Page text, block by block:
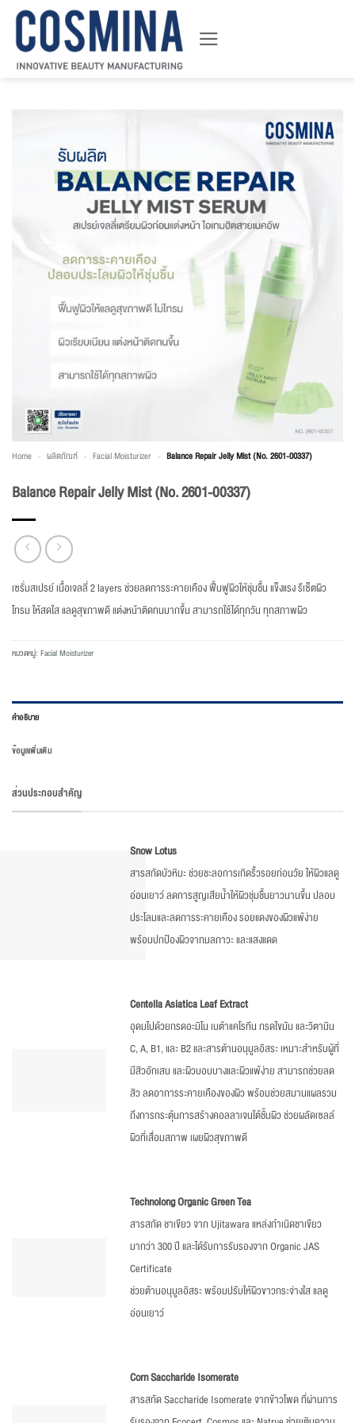
Home - ผลิตภัณฑ์ - Facial Moisturizer - Balance Repair Jelly Mist (No. 2601-00337)
Balance Repair Jelly Mist (No. 2601-00337)
เซรั่มสเปรย์ เนื้อเจลลี่ 2 layers ช่วยลดการระคายเคือง ฟื้นฟูผิวให้ชุ่มชื้น แข็งแรง รีเซ็ตผิว
โทรม ให้สดใส แลดูสุขภาพดี แต่งหน้าติดทนมากขึ้น สามารถใช้ได้ทุกวัน ทุกสภาพผิว
หมวดหมู่: Facial Moisturizer
คำอธิบาย
ข้อมูลเพิ่มเติม
ส่วนประกอบสำคัญ
Snow Lotus
สารสกัดบัวหิมะ ช่วยชะลอการเกิดริ้วรอยก่อนวัย ให้ผิวแลดู
อ่อนเยาว์ ลดการสูญเสียน้ำให้ผิวชุ่มชื้นยาวนานขึ้น ปลอบ
ประโลมและลดการระคายเคือง รอยแดงของผิวแพ้ง่าย
พร้อมปกป้องผิวจากมลภาวะ และแสงแดด
Centella Asiatica Leaf Extract
อุดมไปด้วยกรดอะมิโน เบต้าแคโรทีน กรดไขมัน และวิตามิน
C, A, B1, และ B2 และสารต้านอนุมูลอิสระ เหมาะสำหรับผู้ที่
มีสิวอักเสบ และผิวบอบบางและผิวแพ้ง่าย สามารถช่วยลด
สิว ลดอาการระคายเคืองของผิว พร้อมช่วยสมานแผลรวม
ถึงการกระตุ้นการสร้างคอลลาเจนใต้ชั้นผิว ช่วยผลัดเซลล์
ผิวที่เสื่อมสภาพ เผยผิวสุขภาพดี
Technolong Organic Green Tea
สารสกัด ชาเขียว จาก Ujitawara แหล่งกำเนิดชาเขียว
มากว่า 300 ปี และได้รับการรับรองจาก Organic JAS
Certificate
ช่วยต้านอนุมูลอิสระ พร้อมปรับให้ผิวขาวกระจ่างใส แลดู
อ่อนเยาว์
Corn Saccharide Isomerate
สารสกัด Saccharide Isomerate จากข้าวโพด ที่ผ่านการ